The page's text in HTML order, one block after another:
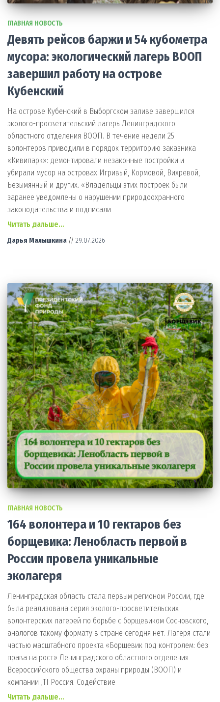
ГЛАВНАЯ НОВОСТЬ
Девять рейсов баржи и 54 кубометра
мусора: экологический лагерь ВООП
завершил работу на острове
Кубенский
На острове Кубенский в Выборгском заливе завершился
эколого-просветительский лагерь Ленинградского
областного отделения ВООП. В течение недели 25
волонтеров приводили в порядок территорию заказника
«Кивипарк»: демонтировали незаконные постройки и
убирали мусор на островах Игривый, Кормовой, Вихревой,
Безымянный и других. «Владельцы этих построек были
заранее уведомлены о нарушении природоохранного
законодательства и подписали
Читать дальше…
Дарья Малышкина // 29.07.2026
ГЛАВНАЯ НОВОСТЬ
164 волонтера и 10 гектаров без
борщевика: Ленобласть первой в
России провела уникальные
эколагеря
Ленинградская область стала первым регионом России, где
была реализована серия эколого-просветительских
волонтерских лагерей по борьбе с борщевиком Сосновского,
аналогов такому формату в стране сегодня нет. Лагеря стали
частью масштабного проекта «Борщевик под контролем: без
права на рост» Ленинградского областного отделения
Всероссийского общества охраны природы (ВООП) и
компании JTI Россия. Содействие
Читать дальше…